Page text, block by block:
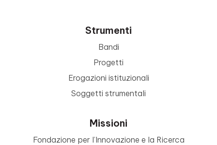
Strumenti
Bandi
Progetti
Erogazioni istituzionali
Soggetti strumentali
Missioni
Fondazione per l’Innovazione e la Ricerca